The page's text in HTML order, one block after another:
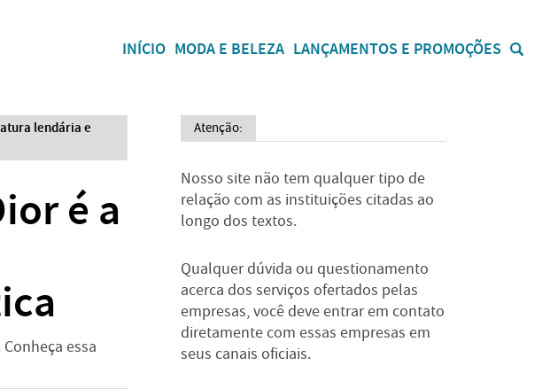
INÍCIO MODA E BELEZA LANÇAMENTOS E PROMOÇÕES
lendária e
é a
essa
Atenção:
Nosso site não tem qualquer tipo de
relação com as instituições citadas ao
longo dos textos.
Qualquer dúvida ou questionamento
acerca dos serviços ofertados pelas
empresas, você deve entrar em contato
diretamente com essas empresas em
seus canais oficiais.